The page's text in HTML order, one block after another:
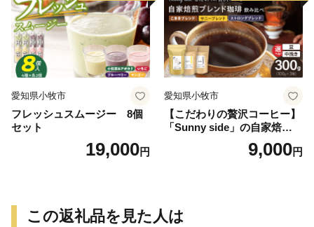
愛知県小牧市
フレッシュスムージー 8個
セット
19,000円
愛知県小牧市
【こだわりの贅沢コーヒー】
「Sunny side」の自家焙煎珈
琲ブレンド珈琲飲み比べセッ
9,000円
この返礼品を見た人は